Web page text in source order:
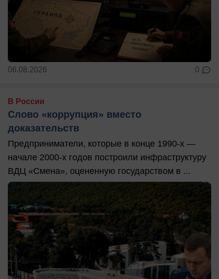
06.08.2026 0
В России
Слово «коррупция» вместо
доказательств
Предприниматели, которые в конце 1990-х —
начале 2000-х годов построили инфраструктуру
ВДЦ «Смена», оцененную государством в ...